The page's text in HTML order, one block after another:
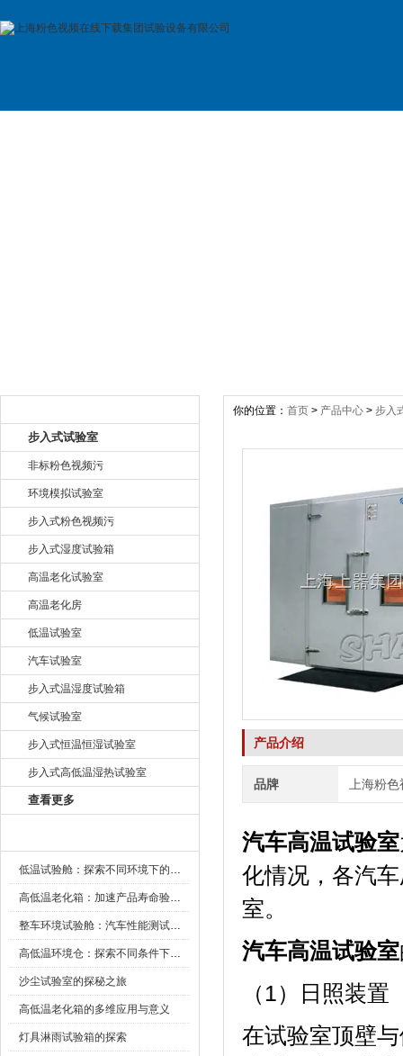
步入式试验室
非标粉色视频污
环境模拟试验室
步入式粉色视频污
步入式湿度试验箱
高温老化试验室
高温老化房
低温试验室
汽车试验室
步入式温湿度试验箱
气候试验室
步入式恒温恒湿试验室
步入式高低温湿热试验室
查看更多
低温试验舱：探索不同环境下的科技边界
高低温老化箱：加速产品寿命验证的可靠伙伴
整车环境试验舱：汽车性能测试的设备
高低温环境仓：探索不同条件下的科学奥秘
沙尘试验室的探秘之旅
高低温老化箱的多维应用与意义
灯具淋雨试验箱的探索
你的位置： 首页 > 产品中心 > 步入
产品介绍
品牌 上海粉
汽车高温试验室
化情况，各
室。
汽车高温试验室
（1）日照装置
在试验室顶壁与